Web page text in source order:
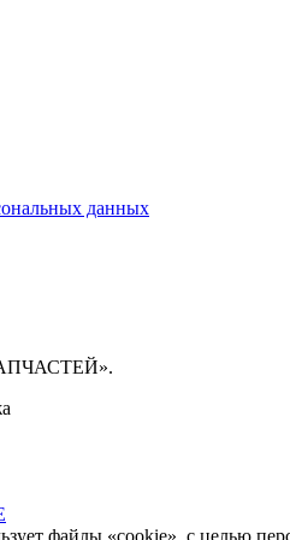
данных
файлы «cookie», с целью